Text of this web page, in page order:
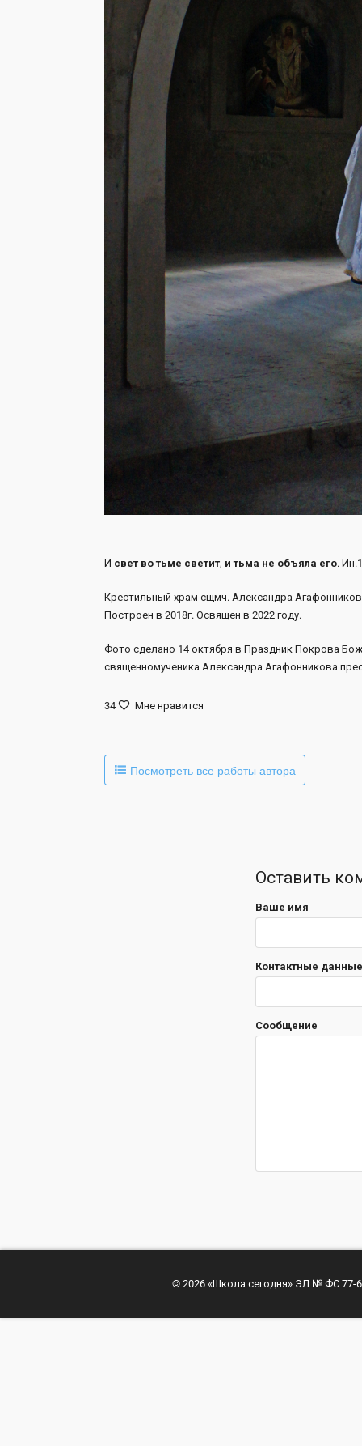
И свет во тьме светит, и тьма не объяла его.
Крестильный храм сщмч. Александра
Построен в 2018г. Освящен в 2022 году.
Фото сделано 14 октября в Праздник Покрова
священномученика Александра Агафонникова
34 Мне нравится
Посмотреть все работы автора
Оставить
Ваше имя
Контактные
Сообщение
© 2026 «Школа сегодня» ЭЛ № ФС 77-